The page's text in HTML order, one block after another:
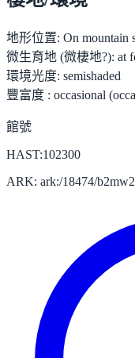
地形位置: On mountain
微生育地 (微棲地?): at
環境光度: semishaded
豐富度 : occasional
館號
HAST:102300
ARK: ark:/18474/